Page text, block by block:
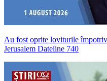
Au fost oprite loviturile
Jerusalem Dateline 740